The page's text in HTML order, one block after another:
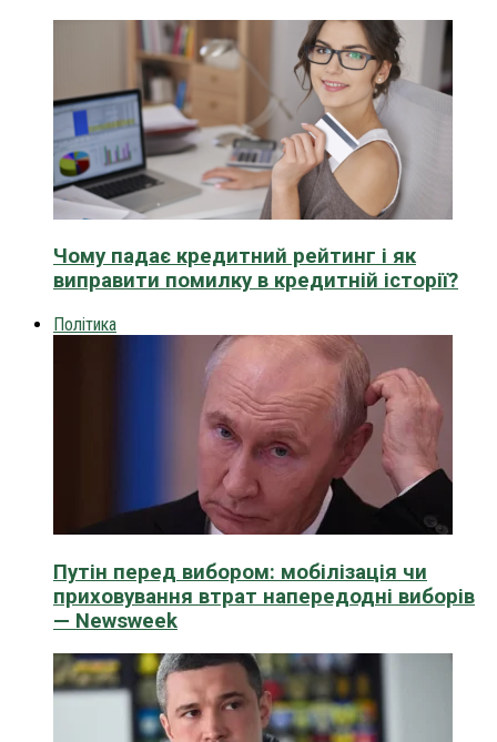
Чому падає кредитний рейтинг і як
виправити помилку в кредитній історії?
Політика
Путін перед вибором: мобілізація чи
приховування втрат напередодні виборів
— Newsweek